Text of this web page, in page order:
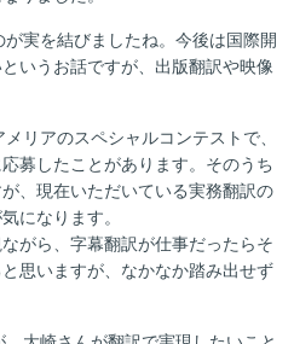
が実を結びましたね。今後は国際開
いうお話ですが、出版翻訳や映像
リアのスペシャルコンテストで、
募したことがあります。そのうち
、現在いただいている実務翻訳の
になります。
がら、字幕翻訳が仕事だったらそ
思いますが、なかなか踏み出せず